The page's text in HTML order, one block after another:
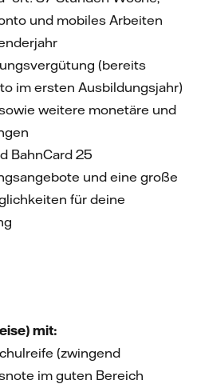
und mobiles Arbeiten
(bereits
im ersten Ausbildungsjahr)
weitere monetäre und
BahnCard 25
und eine große
für deine
mit:
(zwingend
im guten Bereich